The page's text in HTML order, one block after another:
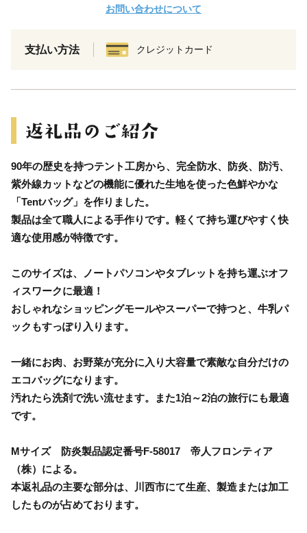
お問い合わせについて
支払い方法 クレジットカード
90年の歴史を持つテント工房から、完全防水、防炎、防汚、
紫外線カットなどの機能に優れた生地を使った色鮮やかな
「Tentバッグ」を作りました。
製品は全て職人による手作りです。軽くて持ち運びやすく快
適な使用感が特徴です。
このサイズは、ノートパソコンやタブレットを持ち運ぶオフ
ィスワークに最適！
おしゃれなショッピングモールやスーパーで持つと、牛乳パ
ックもすっぽり入ります。
一緒にお肉、お野菜が充分に入り大容量で素敵な自分だけの
エコバッグになります。
汚れたら洗剤で洗い流せます。また1泊～2泊の旅行にも最適
です。
Mサイズ 防炎製品認定番号F-58017 帝人フロンティア
（株）による。
本返礼品の主要な部分は、川西市にて生産、製造または加工
したものが占めております。